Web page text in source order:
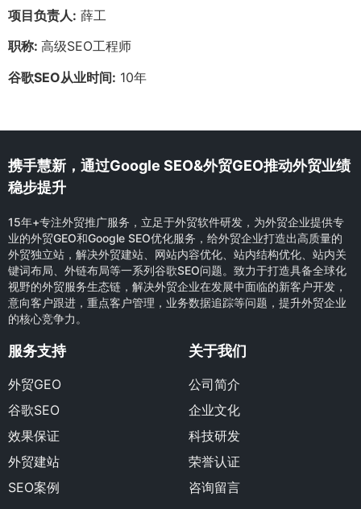
项目负责人: 薛工
职称: 高级SEO工程师
谷歌SEO从业时间: 10年
携手慧新，通过Google SEO&外贸GEO推动外贸业绩
稳步提升
15年+专注外贸推广服务，立足于外贸软件研发，为外贸企业提供专
业的外贸GEO和Google SEO优化服务，给外贸企业打造出高质量的
外贸独立站，解决外贸建站、网站内容优化、站内结构优化、站内关
键词布局、外链布局等一系列谷歌SEO问题。致力于打造具备全球化
视野的外贸服务生态链，解决外贸企业在发展中面临的新客户开发，
意向客户跟进，重点客户管理，业务数据追踪等问题，提升外贸企业
的核心竞争力。
服务支持
外贸GEO
谷歌SEO
效果保证
外贸建站
SEO案例
关于我们
公司简介
企业文化
科技研发
荣誉认证
咨询留言